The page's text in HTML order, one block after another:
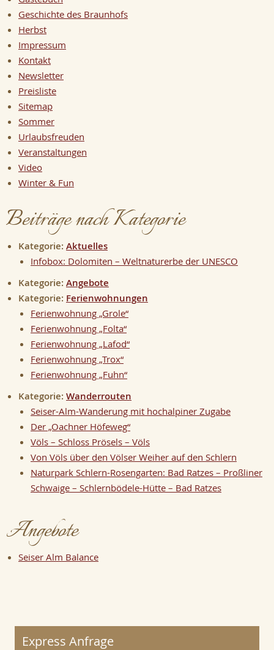
Geschichte des Braunhofs
Herbst
Impressum
Kontakt
Newsletter
Preisliste
Sitemap
Sommer
Urlaubsfreuden
Veranstaltungen
Video
Winter & Fun
Beiträge nach Kategorie
Kategorie: Aktuelles
Infobox: Dolomiten – Weltnaturerbe der UNESCO
Kategorie: Angebote
Kategorie: Ferienwohnungen
Ferienwohnung „Grole“
Ferienwohnung „Folta“
Ferienwohnung „Lafod“
Ferienwohnung „Trox“
Ferienwohnung „Fuhn“
Kategorie: Wanderrouten
Seiser-Alm-Wanderung mit hochalpiner Zugabe
Der „Oachner Höfeweg“
Völs – Schloss Prösels – Völs
Von Völs über den Völser Weiher auf den Schlern
Naturpark Schlern-Rosengarten: Bad Ratzes – Proßliner
Schwaige – Schlernbödele-Hütte – Bad Ratzes
Angebote
Seiser Alm Balance
Express Anfrage